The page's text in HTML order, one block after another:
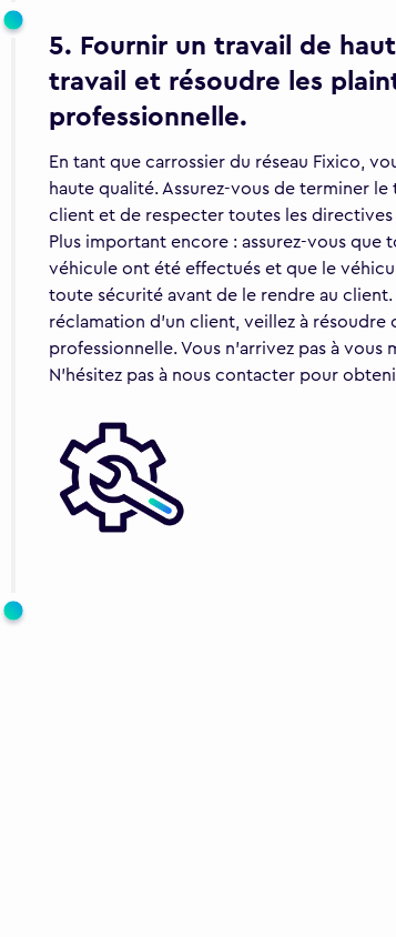
5. Fournir un travail de
travail et résoudre les
professionnelle.
En tant que carrossier du réseau Fixico,
haute qualité. Assurez-vous de terminer
client et de respecter toutes les
Plus important encore : assurez-vous que
véhicule ont été effectués et que le
toute sécurité avant de le rendre au
réclamation d'un client, veillez à résoudre
professionnelle. Vous n'arrivez pas à
N'hésitez pas à nous contacter pour